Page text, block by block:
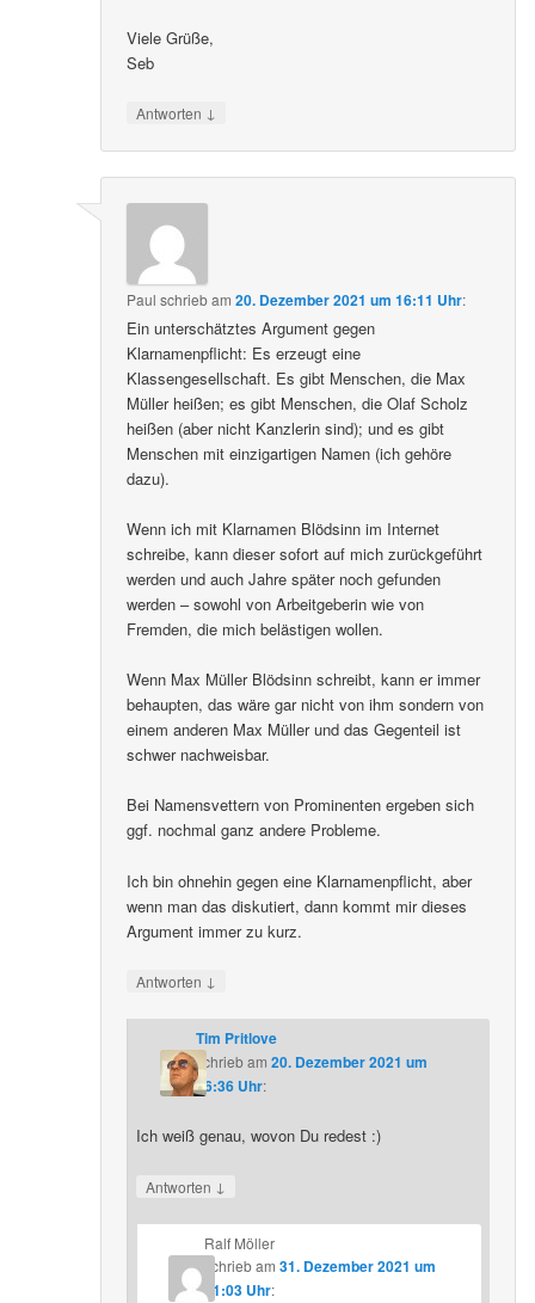
Viele Grüße,
Seb
Antworten ↓
Paul schriebam20. Dezember 2021 um 16:11 Uhr:
Ein unterschätztes Argument gegen
Klarnamenpflicht: Es erzeugt eine
Klassengesellschaft. Es gibt Menschen, die Max
Müller heißen; es gibt Menschen, die Olaf Scholz
heißen (aber nicht Kanzlerin sind); und es gibt
Menschen mit einzigartigen Namen (ich gehöre
dazu).
Wenn ich mit Klarnamen Blödsinn im Internet
schreibe, kann dieser sofort auf mich zurückgeführt
werden und auch Jahre später noch gefunden
werden – sowohl von Arbeitgeberin wie von
Fremden, die mich belästigen wollen.
Wenn Max Müller Blödsinn schreibt, kann er immer
behaupten, das wäre gar nicht von ihm sondern von
einem anderen Max Müller und das Gegenteil ist
schwer nachweisbar.
Bei Namensvettern von Prominenten ergeben sich
ggf. nochmal ganz andere Probleme.
Ich bin ohnehin gegen eine Klarnamenpflicht, aber
wenn man das diskutiert, dann kommt mir dieses
Argument immer zu kurz.
Antworten ↓
Tim Pritlove
schriebam 20. Dezember 2021 um
16:36 Uhr:
Ich weiß genau, wovon Du redest :)
Antworten ↓
Ralf Möller
schriebam31. Dezember 2021 um
11:03 Uhr: